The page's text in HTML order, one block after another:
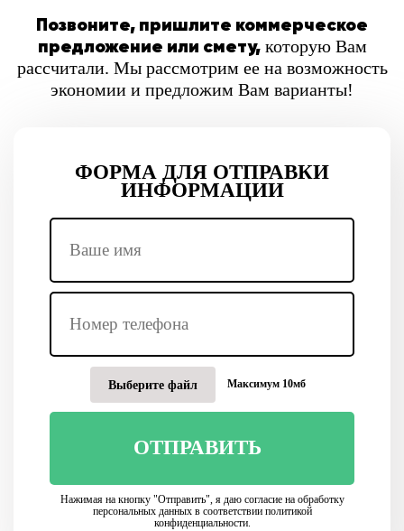
Позвоните, пришлите коммерческое
предложение или смету,которую Вам
рассчитали. Мы рассмотрим ее на возможность
экономии и предложим Вам варианты!
ФОРМА ДЛЯ ОТПРАВКИ
ИНФОРМАЦИИ
Выберите файл Максимум 10мб
ОТПРАВИТЬ
Нажимая на кнопку "Отправить", я даю согласие на обработку
персональных данных в соответствии политикой
конфиденциальности.